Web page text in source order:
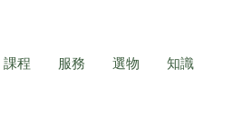
課程 服務 選物 知識